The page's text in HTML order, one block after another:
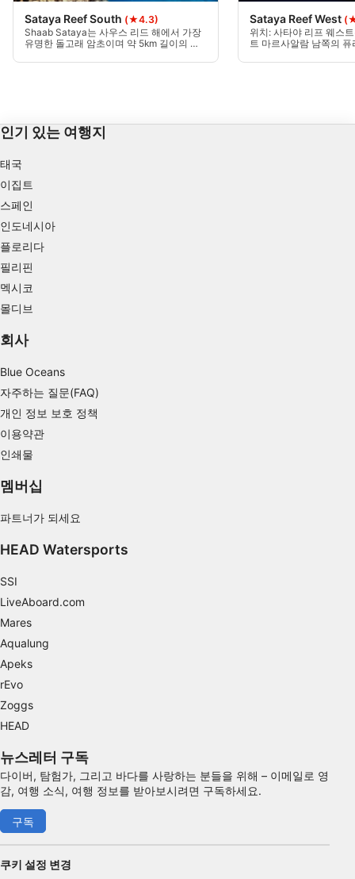
Sataya Reef South (★4.3)
Shaab Sataya는 사우스 리드 해에서 가장
유명한 돌고래 암초이며 약 5km 길이의 암
석호에는 스피너 돌고래가 있습니다. 그것
Sataya Reef West
위치: 사타야 리프 웨스
트 마르사알람 남쪽의
라고도 불리는 이곳은
인기 있는 여행지
태국
이집트
스페인
인도네시아
플로리다
필리핀
멕시코
몰디브
회사
Blue Oceans
자주하는 질문(FAQ)
개인 정보 보호 정책
이용약관
인쇄물
멤버십
파트너가 되세요
HEAD Watersports
SSI
LiveAboard.com
Mares
Aqualung
Apeks
rEvo
Zoggs
HEAD
뉴스레터 구독
다이버, 탐험가, 그리고 바다를 사랑하는 분들을 위해 – 이메일로 영
감, 여행 소식, 여행 정보를 받아보시려면 구독하세요.
구독
쿠키 설정 변경
Use profiles to select personalised
Measure content performance
combinations of data from different sources
Develop and improve services
Use limited data to select content
Use precise geolocation data
Identify devices based on information
actively requested
비IAB 처리 목적:
필요한